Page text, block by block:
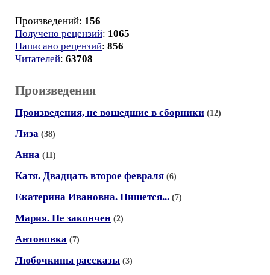
Произведений: 156
Получено рецензий: 1065
Написано рецензий: 856
Читателей: 63708
Произведения
Произведения, не вошедшие в сборники (12)
Лиза (38)
Анна (11)
Катя. Двадцать второе февраля (6)
Екатерина Ивановна. Пишется... (7)
Мария. Не закончен (2)
Антоновка (7)
Любочкины рассказы (3)